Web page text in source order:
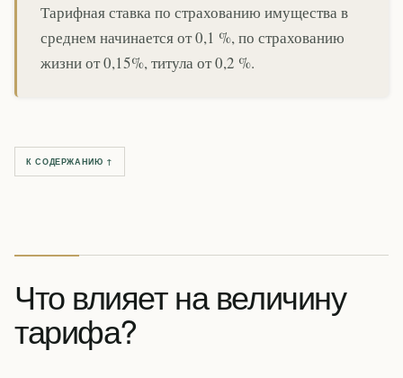
Тарифная ставка по страхованию имущества в
среднем начинается от 0,1 %, по страхованию
жизни от 0,15%, титула от 0,2 %.
К СОДЕРЖАНИЮ ↑
Что влияет на величину
тарифа?